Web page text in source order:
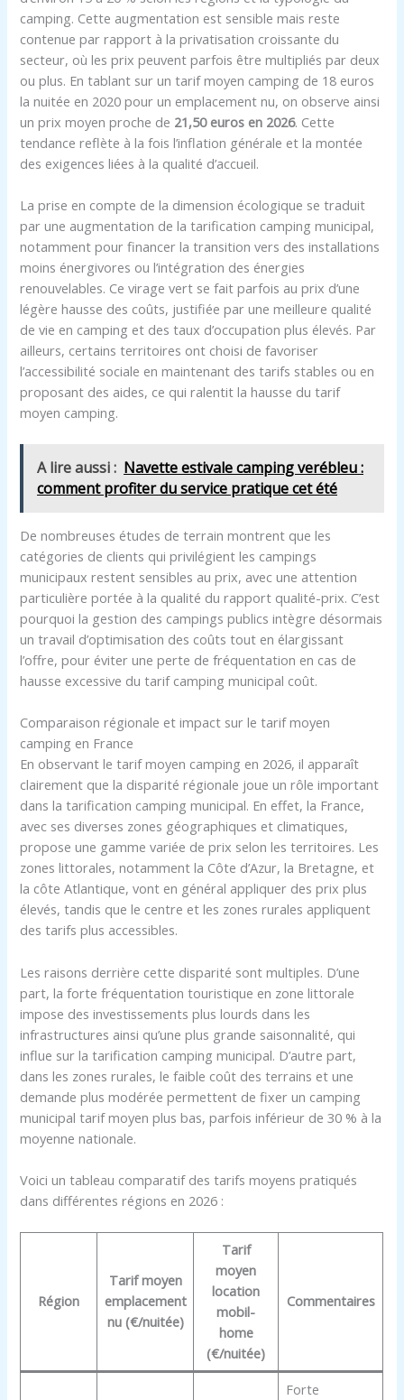
camping. Cette augmentation est sensible mais reste
contenue par rapport à la privatisation croissante du
secteur, où les prix peuvent parfois être multipliés par deux
ou plus. En tablant sur un tarif moyen camping de 18 euros
la nuitée en 2020 pour un emplacement nu, on observe ainsi
un prix moyen proche de 21,50 euros en 2026. Cette
tendance reflète à la fois l’inflation générale et la montée
des exigences liées à la qualité d’accueil.
La prise en compte de la dimension écologique se traduit
par une augmentation de la tarification camping municipal,
notamment pour financer la transition vers des installations
moins énergivores ou l’intégration des énergies
renouvelables. Ce virage vert se fait parfois au prix d’une
légère hausse des coûts, justifiée par une meilleure qualité
de vie en camping et des taux d’occupation plus élevés. Par
ailleurs, certains territoires ont choisi de favoriser
l’accessibilité sociale en maintenant des tarifs stables ou en
proposant des aides, ce qui ralentit la hausse du tarif
moyen camping.
A lire aussi : Navette estivale camping verébleu :
comment profiter du service pratique cet été
De nombreuses études de terrain montrent que les
catégories de clients qui privilégient les campings
municipaux restent sensibles au prix, avec une attention
particulière portée à la qualité du rapport qualité-prix. C’est
pourquoi la gestion des campings publics intègre désormais
un travail d’optimisation des coûts tout en élargissant
l’offre, pour éviter une perte de fréquentation en cas de
hausse excessive du tarif camping municipal coût.
Comparaison régionale et impact sur le tarif moyen
camping en France
En observant le tarif moyen camping en 2026, il apparaît
clairement que la disparité régionale joue un rôle important
dans la tarification camping municipal. En effet, la France,
avec ses diverses zones géographiques et climatiques,
propose une gamme variée de prix selon les territoires. Les
zones littorales, notamment la Côte d’Azur, la Bretagne, et
la côte Atlantique, vont en général appliquer des prix plus
élevés, tandis que le centre et les zones rurales appliquent
des tarifs plus accessibles.
Les raisons derrière cette disparité sont multiples. D’une
part, la forte fréquentation touristique en zone littorale
impose des investissements plus lourds dans les
infrastructures ainsi qu’une plus grande saisonnalité, qui
influe sur la tarification camping municipal. D’autre part,
dans les zones rurales, le faible coût des terrains et une
demande plus modérée permettent de fixer un camping
municipal tarif moyen plus bas, parfois inférieur de 30 % à la
moyenne nationale.
Voici un tableau comparatif des tarifs moyens pratiqués
dans différentes régions en 2026 :
Région
Tarif moyen
emplacement
nu (€/nuitée)
Tarif
moyen
location
mobil-
home
(€/nuitée)
Commentaires
Forte